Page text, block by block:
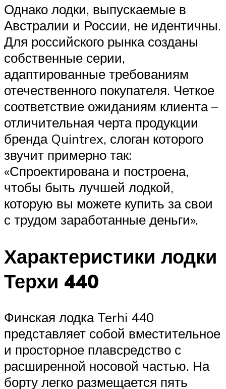
Однако лодки, выпускаемые в
Австралии и России, не идентичны.
Для российского рынка созданы
собственные серии,
адаптированные требованиям
отечественного покупателя. Четкое
соответствие ожиданиям клиента –
отличительная черта продукции
бренда Quintrex, слоган которого
звучит примерно так:
«Спроектирована и построена,
чтобы быть лучшей лодкой,
которую вы можете купить за свои
с трудом заработанные деньги».
Характеристики лодки
Терхи 440
Финская лодка Terhi 440
представляет собой вместительное
и просторное плавсредство с
расширенной носовой частью. На
борту легко размещается пять